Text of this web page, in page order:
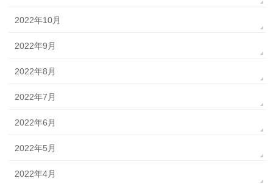
2022年10月
2022年9月
2022年8月
2022年7月
2022年6月
2022年5月
2022年4月